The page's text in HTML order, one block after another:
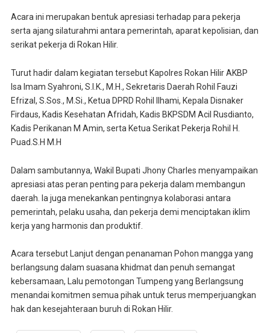
Acara ini merupakan bentuk apresiasi terhadap para pekerja
serta ajang silaturahmi antara pemerintah, aparat kepolisian, dan
serikat pekerja di Rokan Hilir.
Turut hadir dalam kegiatan tersebut Kapolres Rokan Hilir AKBP
Isa Imam Syahroni, S.I.K., M.H., Sekretaris Daerah Rohil Fauzi
Efrizal, S.Sos., M.Si., Ketua DPRD Rohil Ilhami, Kepala Disnaker
Firdaus, Kadis Kesehatan Afridah, Kadis BKPSDM Acil Rusdianto,
Kadis Perikanan M Amin, serta Ketua Serikat Pekerja Rohil H.
Puad.S.H M.H
Dalam sambutannya, Wakil Bupati Jhony Charles menyampaikan
apresiasi atas peran penting para pekerja dalam membangun
daerah. Ia juga menekankan pentingnya kolaborasi antara
pemerintah, pelaku usaha, dan pekerja demi menciptakan iklim
kerja yang harmonis dan produktif.
Acara tersebut Lanjut dengan penanaman Pohon mangga yang
berlangsung dalam suasana khidmat dan penuh semangat
kebersamaan, Lalu pemotongan Tumpeng yang Berlangsung
menandai komitmen semua pihak untuk terus memperjuangkan
hak dan kesejahteraan buruh di Rokan Hilir.